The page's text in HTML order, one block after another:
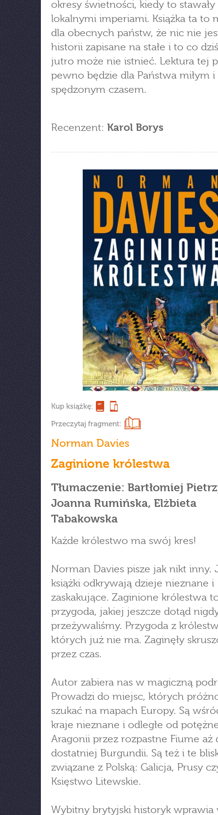
okresy świetności, kiedy to stawały
lokalnymi imperiami. Książka ta to
dla obecnych państw, że nic nie
historii zapisane na stałe i to co
jutro może nie istnieć. Lektura tej
pewno będzie dla Państwa miłym
spędzonym czasem.
Recenzent: Karol Borys
Kup książkę:
Przeczytaj fragment:
Norman Davies
Zaginione królestwa
Tłumaczenie: Bartłomiej
Joanna Rumińska, Elżbieta
Tabakowska
Każde królestwo ma swój kres!
Norman Davies pisze jak nikt inny.
książki odkrywają dzieje nieznane i
zaskakujące. Zaginione królestwa
przygoda, jakiej jeszcze dotąd
przeżywaliśmy. Przygoda z
których już nie ma. Zaginęły
przez czas.
Autor zabiera nas w magiczną
Prowadzi do miejsc, których
szukać na mapach Europy. Są
kraje nieznane i odległe od
Aragonii przez rozpastne Fiume aż
dostatniej Burgundii. Są też i te
związane z Polską: Galicja, Prusy
Księstwo Litewskie.
Wybitny brytyjski historyk wprawia